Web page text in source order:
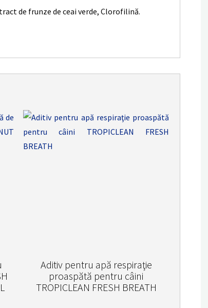
de frunze de ceai verde, Clorofilină.
Aditiv pentru apă respiraţie
proaspătă pentru câini
TROPICLEAN FRESH BREATH